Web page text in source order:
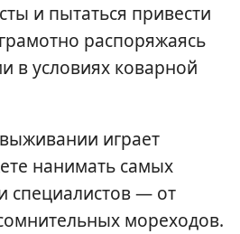
и пытаться привести
распоряжаясь
в условиях коварной
играет
нанимать самых
специалистов — от
мореходов.